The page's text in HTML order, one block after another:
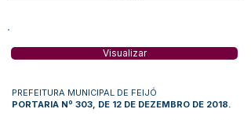
Visualizar
PREFEITURA MUNICIPAL DE FEIJÓ
PORTARIA Nº 303, DE 12 DE DEZEMBRO DE 2018.